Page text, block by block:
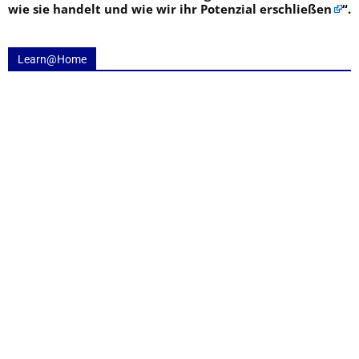
wie sie handelt und wie wir ihr Potenzial erschließen
“.
Learn@Home